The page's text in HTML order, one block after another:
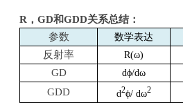
R ，GD和GDD关系总结：
参数
数学表达
反射率 R(ω)
GD dϕ/dω
GDD d2ϕ/ dω2